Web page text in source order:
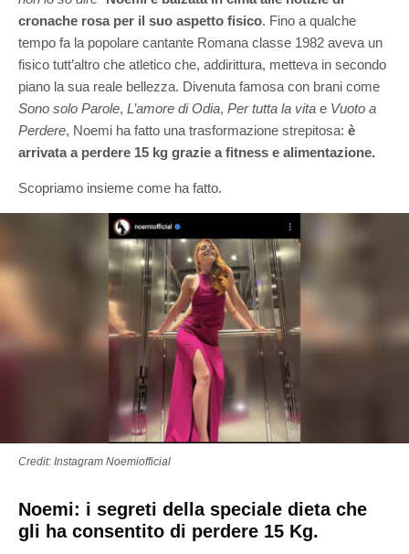
cronache rosa per il suo aspetto fisico. Fino a qualche
tempo fa la popolare cantante Romana classe 1982 aveva un
fisico tutt’altro che atletico che, addirittura, metteva in secondo
piano la sua reale bellezza. Divenuta famosa con brani come
Sono solo Parole, L’amore di Odia, Per tutta la vita e Vuoto a
Perdere, Noemi ha fatto una trasformazione strepitosa: è
arrivata a perdere 15 kg grazie a fitness e alimentazione.
Scopriamo insieme come ha fatto.
Credit: Instagram Noemiofficial
Noemi: i segreti della speciale dieta che
gli ha consentito di perdere 15 Kg.